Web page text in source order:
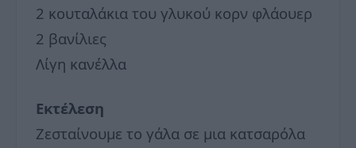
2 κουταλάκια του γλυκού κορν φλάουερ
2 βανίλιες
Λίγη κανέλλα
Εκτέλεση
Ζεσταίνουμε το γάλα σε μια κατσαρόλα